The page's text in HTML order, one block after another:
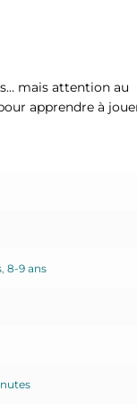
mais attention au
apprendre à
, 8-9 ans